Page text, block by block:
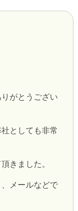
がとうござい
としても非常
きました。
メールなどで